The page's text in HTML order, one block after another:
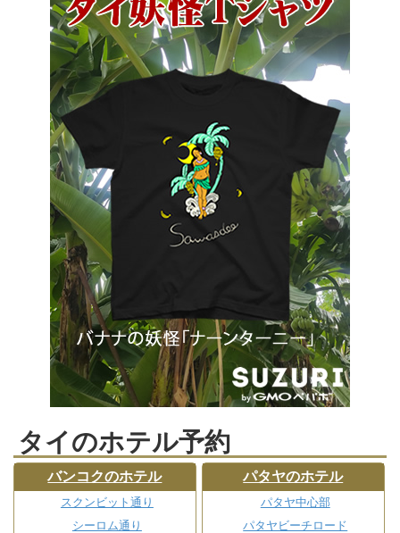
タイのホテル予約
バンコクのホテル
スクンビット通り
シーロム通り
パタヤのホテル
パタヤ中心部
パタヤビーチロード